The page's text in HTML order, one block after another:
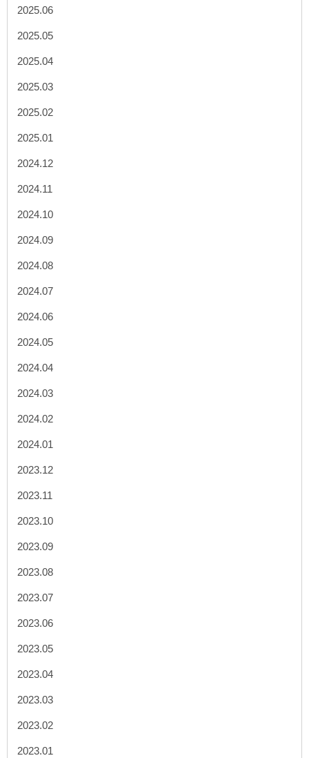
2025.06
2025.05
2025.04
2025.03
2025.02
2025.01
2024.12
2024.11
2024.10
2024.09
2024.08
2024.07
2024.06
2024.05
2024.04
2024.03
2024.02
2024.01
2023.12
2023.11
2023.10
2023.09
2023.08
2023.07
2023.06
2023.05
2023.04
2023.03
2023.02
2023.01